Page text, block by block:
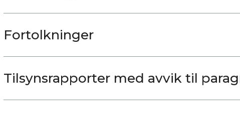
Fortolkninger
Tilsynsrapporter med avvik til